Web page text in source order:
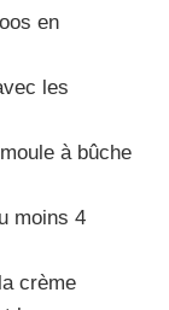
en
les
à bûche
moins 4
crème